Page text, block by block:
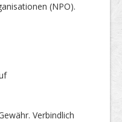
(NPO).
Verbindlich